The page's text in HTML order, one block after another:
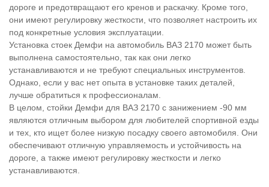
дороге и предотвращают его кренов и раскачку. Кроме того,
они имеют регулировку жесткости, что позволяет настроить их
под конкретные условия эксплуатации.
Установка стоек Демфи на автомобиль ВАЗ 2170 может быть
выполнена самостоятельно, так как они легко
устанавливаются и не требуют специальных инструментов.
Однако, если у вас нет опыта в установке таких деталей,
лучше обратиться к профессионалам.
В целом, стойки Демфи для ВАЗ 2170 с занижением -90 мм
являются отличным выбором для любителей спортивной езды
и тех, кто ищет более низкую посадку своего автомобиля. Они
обеспечивают отличную управляемость и устойчивость на
дороге, а также имеют регулировку жесткости и легко
устанавливаются.